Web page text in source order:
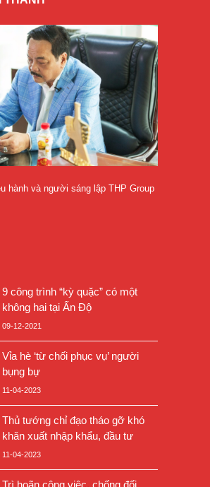
hành và người sáng lập THP Group
9 công trình “kỳ quặc” có một
không hai tại Ấn Độ
09-12-2021
Vỉa hè ‘từ chối phục vụ’ người
bụng bự
11-04-2023
Thủ tướng chỉ đạo tháo gỡ khó
khăn xuất nhập khẩu, đầu tư
11-04-2023
Trì hoãn công việc, chống đối